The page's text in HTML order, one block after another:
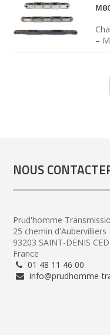
–
NOUS
Prud'homme
25 chemin d'Aubervilliers
93203 SAINT-DENIS
France
01 48 11 46 00
info@prudhomme-